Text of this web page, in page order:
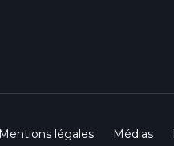
Mentions légales Médias